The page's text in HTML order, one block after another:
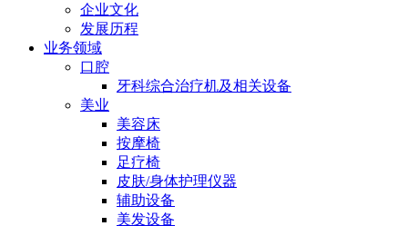
企业文化
发展历程
业务领域
口腔
牙科综合治疗机及相关设备
美业
美容床
按摩椅
足疗椅
皮肤/身体护理仪器
辅助设备
美发设备